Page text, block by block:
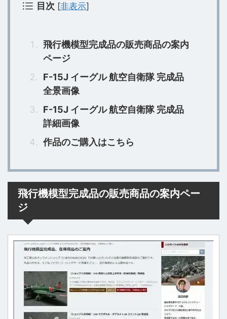
目次 [非表示]
飛行機模型完成品の販売商品の案内
ページ
F-15J イーグル 航空自衛隊 完成品
全景画像
F-15J イーグル 航空自衛隊 完成品
詳細画像
作品のご購入はこちら
飛行機模型完成品の販売商品の案内ペー
ジ